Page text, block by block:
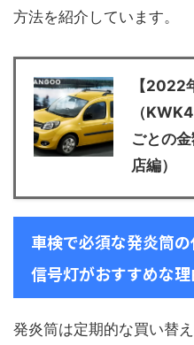
方法を紹介しています。
【2022
（
ごとの
店編）
車検で必須な発炎筒
信号灯がおすすめな理
発炎筒は定期的な買い替